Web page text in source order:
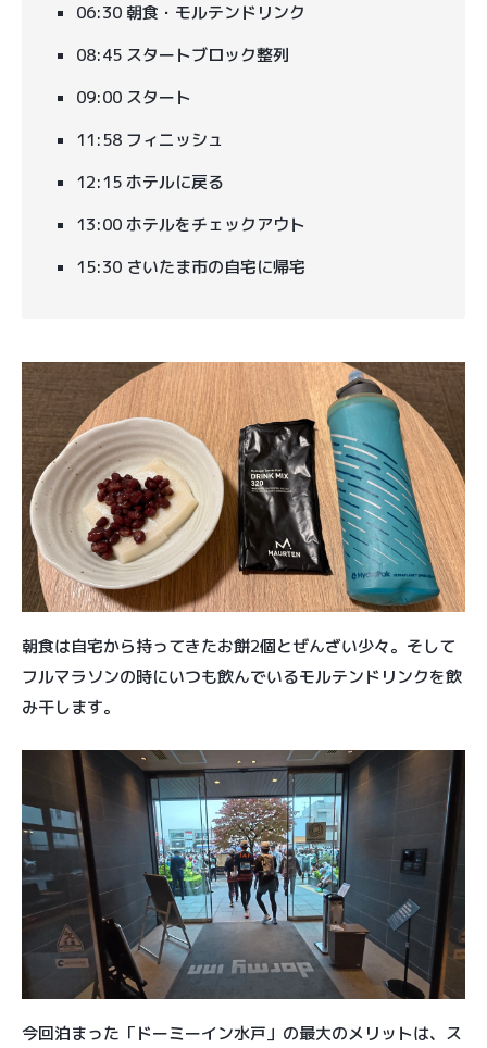
06:30 朝食・モルテンドリンク
08:45 スタートブロック整列
09:00 スタート
11:58 フィニッシュ
12:15 ホテルに戻る
13:00 ホテルをチェックアウト
15:30 さいたま市の自宅に帰宅
朝食は自宅から持ってきたお餅2個とぜんざい少々。そして
フルマラソンの時にいつも飲んでいるモルテンドリンクを飲
み干します。
今回泊まった「ドーミーイン水戸」の最大のメリットは、ス